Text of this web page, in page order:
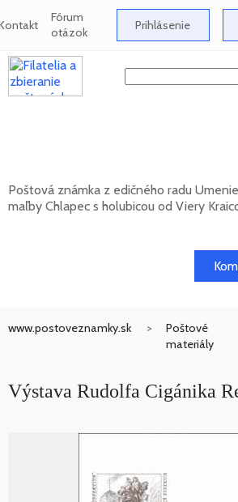
Fórum
otázok Prihlásenie
Poštová známka z edičného radu
maľby Chlapec s holubicou od Viery
www.postoveznamky.sk
Poštové
materiály
Výstava Rudolfa Cigánika